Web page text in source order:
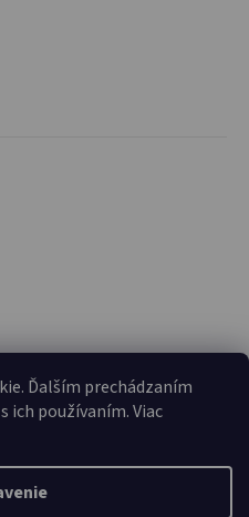
Ďalším prechádzaním
ich používaním. Viac